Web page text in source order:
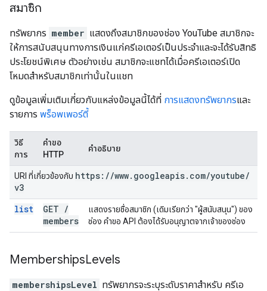
สมาชิก
ทรัพยากร member แสดงถึงสมาชิกของช่อง YouTube สมาชิกจะ
ให้การสนับสนุนทางการเงินแก่ครีเอเตอร์เป็นประจำและจะได้รับสิทธิ
ประโยชน์พิเศษ ตัวอย่างเช่น สมาชิกจะแชทได้เมื่อครีเอเตอร์เปิด
โหมดสำหรับสมาชิกเท่านั้นในแชท
ดูข้อมูลเพิ่มเติมเกี่ยวกับแหล่งข้อมูลนี้ได้ที่ การแสดงทรัพยากรและ
รายการ พร็อพเพอร์ตี้
วิธี
การ
คำขอ
HTTP
คำอธิบาย
URI ที่เกี่ยวข้องกับ https: //www. googleapis. com/youtube/
v3
list
GET /
members
แสดงรายชื่อสมาชิก (เดิมเรียกว่า "ผู้สนับสนุน") ของ
ช่อง คำขอ API ต้องได้รับอนุญาตจากเจ้าของช่อง
MembershipsLevels
membershipsLevel ทรัพยากรจะระบุระดับราคาสำหรับ ครีเอ